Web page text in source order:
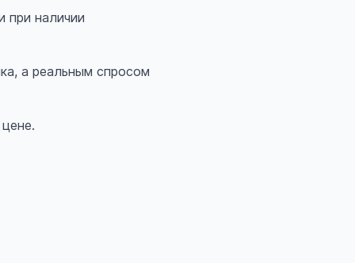
при наличии
а реальным спросом